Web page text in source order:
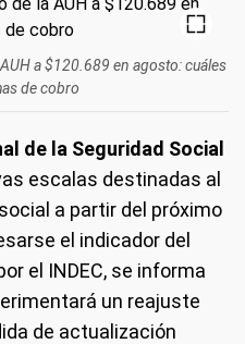
a $120.689 en agosto: cuáles
de cobro
de la Seguridad Social
escalas destinadas al
a partir del próximo
el indicador del
el INDEC, se informa
un reajuste
de actualización